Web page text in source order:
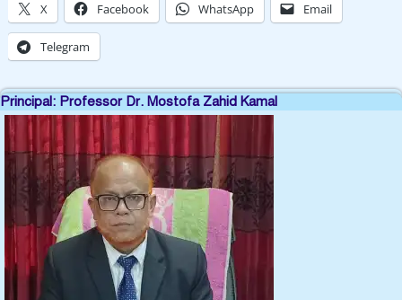
X Facebook WhatsApp Email
Telegram
Principal: Professor Dr. Mostofa Zahid Kamal